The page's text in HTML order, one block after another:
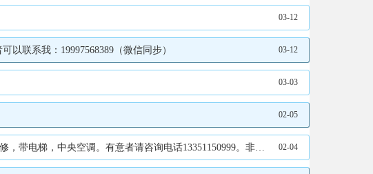
03-12
联系我：19997568389（微信同步） 03-12
03-03
02-05
梯，中央空调。有意者请咨询电话13351150999。非诚勿扰。 02-04